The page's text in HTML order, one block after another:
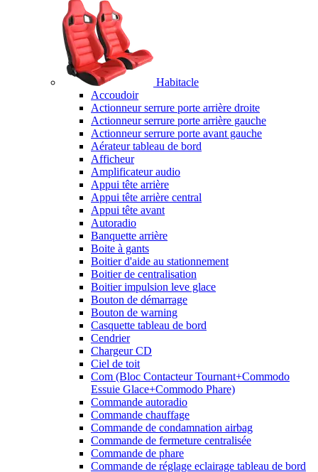
Habitacle
Accoudoir
Actionneur serrure porte arrière droite
Actionneur serrure porte arrière gauche
Actionneur serrure porte avant gauche
Aérateur tableau de bord
Afficheur
Amplificateur audio
Appui tête arrière
Appui tête arrière central
Appui tête avant
Autoradio
Banquette arrière
Boite à gants
Boitier d'aide au stationnement
Boitier de centralisation
Boitier impulsion leve glace
Bouton de démarrage
Bouton de warning
Casquette tableau de bord
Cendrier
Chargeur CD
Ciel de toit
Com (Bloc Contacteur Tournant+Commodo
Essuie Glace+Commodo Phare)
Commande autoradio
Commande chauffage
Commande de condamnation airbag
Commande de fermeture centralisée
Commande de phare
Commande de réglage eclairage tableau de bord